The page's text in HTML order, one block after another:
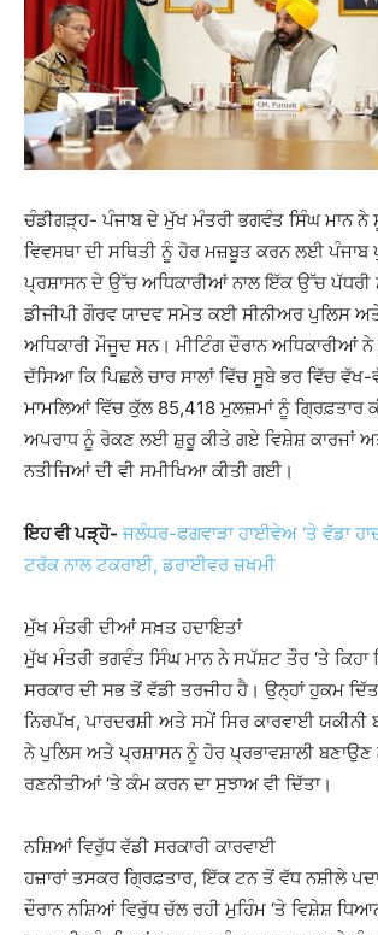
ਚੰਡੀਗੜ੍ਹ- ਪੰਜਾਬ ਦੇ ਮੁੱਖ ਮੰਤਰੀ ਭਗਵੰਤ ਸਿੰਘ ਮਾਨ ਨੇ
ਵਿਵਸਥਾ ਦੀ ਸਥਿਤੀ ਨੂੰ ਹੋਰ ਮਜ਼ਬੂਤ ​​ਕਰਨ ਲਈ
ਪ੍ਰਸ਼ਾਸਨ ਦੇ ਉੱਚ ਅਧਿਕਾਰੀਆਂ ਨਾਲ ਇੱਕ ਉੱਚ ਪੱਧਰੀ
ਡੀਜੀਪੀ ਗੌਰਵ ਯਾਦਵ ਸਮੇਤ ਕਈ ਸੀਨੀਅਰ ਪੁਲਿਸ
ਅਧਿਕਾਰੀ ਮੌਜੂਦ ਸਨ। ਮੀਟਿੰਗ ਦੌਰਾਨ ਅਧਿਕਾਰੀਆਂ
ਦੱਸਿਆ ਕਿ ਪਿਛਲੇ ਚਾਰ ਸਾਲਾਂ ਵਿੱਚ ਸੂਬੇ ਭਰ ਵਿੱਚ
ਮਾਮਲਿਆਂ ਵਿੱਚ ਕੁੱਲ 85,418 ਮੁਲਜ਼ਮਾਂ ਨੂੰ ਗ੍ਰਿਫ਼ਤਾਰ
ਅਪਰਾਧ ਨੂੰ ਰੋਕਣ ਲਈ ਸ਼ੁਰੂ ਕੀਤੇ ਗਏ ਵਿਸ਼ੇਸ਼ ਕਾਰਜਾਂ
ਨਤੀਜਿਆਂ ਦੀ ਵੀ ਸਮੀਖਿਆ ਕੀਤੀ ਗਈ।
ਇਹ ਵੀ ਪੜ੍ਹੋ- ਜਲੰਧਰ-ਫਗਵਾੜਾ ਹਾਈਵੇਅ ‘ਤੇ ਵੱਡਾ
ਟਰੱਕ ਨਾਲ ਟਕਰਾਈ, ਡਰਾਈਵਰ ਜ਼ਖਮੀ
ਮੁੱਖ ਮੰਤਰੀ ਦੀਆਂ ਸਖ਼ਤ ਹਦਾਇਤਾਂ
ਮੁੱਖ ਮੰਤਰੀ ਭਗਵੰਤ ਸਿੰਘ ਮਾਨ ਨੇ ਸਪੱਸ਼ਟ ਤੌਰ ‘ਤੇ
ਸਰਕਾਰ ਦੀ ਸਭ ਤੋਂ ਵੱਡੀ ਤਰਜੀਹ ਹੈ। ਉਨ੍ਹਾਂ ਹੁਕਮ
ਨਿਰਪੱਖ, ਪਾਰਦਰਸ਼ੀ ਅਤੇ ਸਮੇਂ ਸਿਰ ਕਾਰਵਾਈ ਯਕੀਨੀ
ਨੇ ਪੁਲਿਸ ਅਤੇ ਪ੍ਰਸ਼ਾਸਨ ਨੂੰ ਹੋਰ ਪ੍ਰਭਾਵਸ਼ਾਲੀ
ਰਣਨੀਤੀਆਂ ‘ਤੇ ਕੰਮ ਕਰਨ ਦਾ ਸੁਝਾਅ ਵੀ ਦਿੱਤਾ।
ਨਸ਼ਿਆਂ ਵਿਰੁੱਧ ਵੱਡੀ ਸਰਕਾਰੀ ਕਾਰਵਾਈ
ਹਜ਼ਾਰਾਂ ਤਸਕਰ ਗ੍ਰਿਫ਼ਤਾਰ, ਇੱਕ ਟਨ ਤੋਂ ਵੱਧ ਨਸ਼ੀਲੇ
ਦੌਰਾਨ ਨਸ਼ਿਆਂ ਵਿਰੁੱਧ ਚੱਲ ਰਹੀ ਮੁਹਿੰਮ ‘ਤੇ ਵਿਸ਼ੇਸ਼